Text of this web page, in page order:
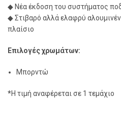
◆ Νέα έκδοση του συστήματος
◆ Στιβαρό αλλά ελαφρύ
πλαίσιο
Επιλογές χρωμάτων:
Μπορντώ
*Η τιμή αναφέρεται σε 1 τεμάχιο